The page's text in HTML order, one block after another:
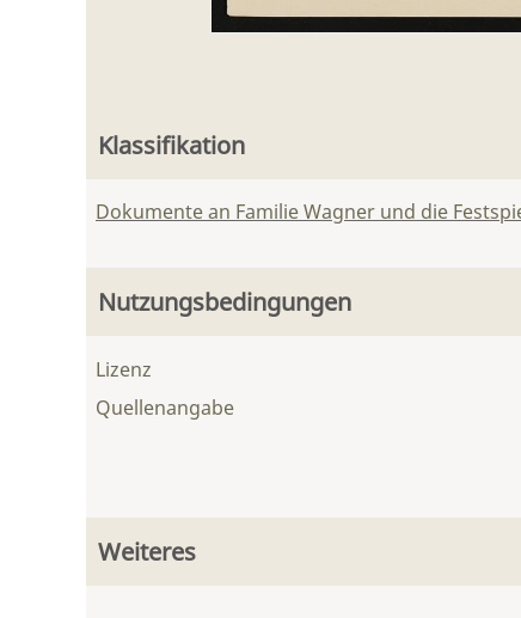
Klassifikation
Dokumente an Familie Wagner und die
Nutzungsbedingungen
Lizenz
Quellenangabe
Weiteres